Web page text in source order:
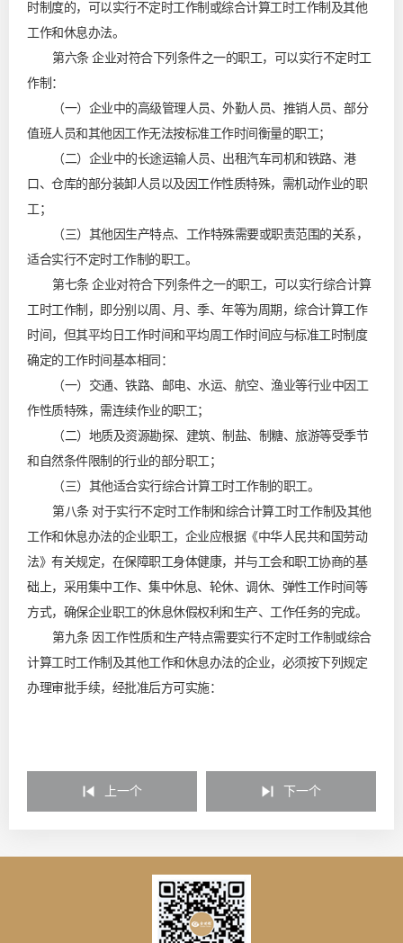
时制度的，可以实行不定时工作制或综合计算工时工作制及其他
工作和休息办法。
第六条 企业对符合下列条件之一的职工，可以实行不定时工
作制：
（一）企业中的高级管理人员、外勤人员、推销人员、部分
值班人员和其他因工作无法按标准工作时间衡量的职工；
（二）企业中的长途运输人员、出租汽车司机和铁路、港
口、仓库的部分装卸人员以及因工作性质特殊，需机动作业的职
工；
（三）其他因生产特点、工作特殊需要或职责范围的关系，
适合实行不定时工作制的职工。
第七条 企业对符合下列条件之一的职工，可以实行综合计算
工时工作制，即分别以周、月、季、年等为周期，综合计算工作
时间，但其平均日工作时间和平均周工作时间应与标准工时制度
确定的工作时间基本相同：
（一）交通、铁路、邮电、水运、航空、渔业等行业中因工
作性质特殊，需连续作业的职工；
（二）地质及资源勘探、建筑、制盐、制糖、旅游等受季节
和自然条件限制的行业的部分职工；
（三）其他适合实行综合计算工时工作制的职工。
第八条 对于实行不定时工作制和综合计算工时工作制及其他
工作和休息办法的企业职工，企业应根据《中华人民共和国劳动
法》有关规定，在保障职工身体健康，并与工会和职工协商的基
础上，采用集中工作、集中休息、轮休、调休、弹性工作时间等
方式，确保企业职工的休息休假权利和生产、工作任务的完成。
第九条 因工作性质和生产特点需要实行不定时工作制或综合
计算工时工作制及其他工作和休息办法的企业，必须按下列规定
办理审批手续，经批准后方可实施：
上一个 下一个